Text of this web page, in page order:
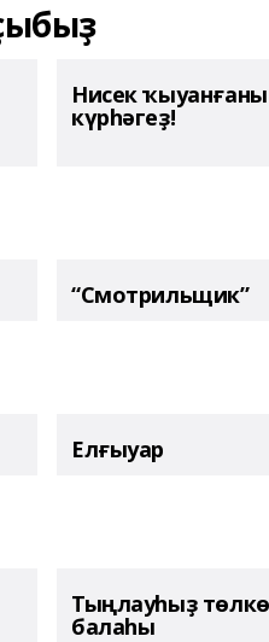
Нисек
күрһәгеҙ!
“Смотрильщик”
Елғыуар
Тыңлауһыҙ төлкө
балаһы